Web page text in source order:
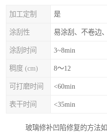
加工定制 是
涂刮性 易涂刮、不卷边
涂刮时间 3~8min
稠度 (cm) 8～12
可打磨时间 <60min
表干时间 <35min
玻璃修补凹陷修复的方法如